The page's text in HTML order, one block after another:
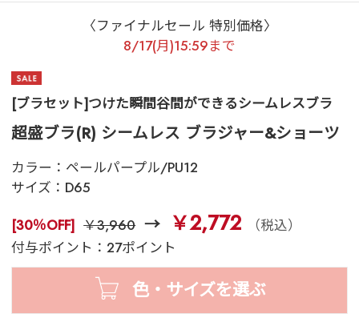
〈ファイナルセール 特別価格〉
8/17(月)15:59まで
[ブラセット]つけた瞬間谷間ができるシームレスブラ
超盛ブラ(R) シームレス ブラジャー&ショーツ
カラー： ペールパープル/PU12
サイズ： D65
[30％OFF] ￥3,960 ￥2,772
（税込）
付与ポイント：27ポイント
色・サイズを選ぶ